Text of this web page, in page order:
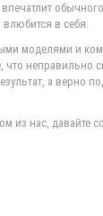
980.00грн.
в себя.
моделями и
что неправильно
а верно
из нас, давайте